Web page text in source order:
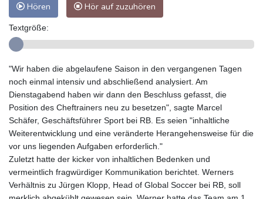
Hören Hör auf zuzuhören
Textgröße:
"Wir haben die abgelaufene Saison in den vergangenen Tagen
noch einmal intensiv und abschließend analysiert. Am
Dienstagabend haben wir dann den Beschluss gefasst, die
Position des Cheftrainers neu zu besetzen", sagte Marcel
Schäfer, Geschäftsführer Sport bei RB. Es seien "inhaltliche
Weiterentwicklung und eine veränderte Herangehensweise für die
vor uns liegenden Aufgaben erforderlich."
Zuletzt hatte der kicker von inhaltlichen Bedenken und
vermeintlich fragwürdiger Kommunikation berichtet. Werners
Verhältnis zu Jürgen Klopp, Head of Global Soccer bei RB, soll